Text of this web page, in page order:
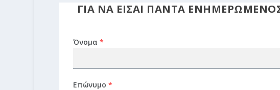
ΓΙΑ ΝΑ ΕΙΣΑΙ ΠΑΝΤΑ
Όνομα *
Επώνυμο *